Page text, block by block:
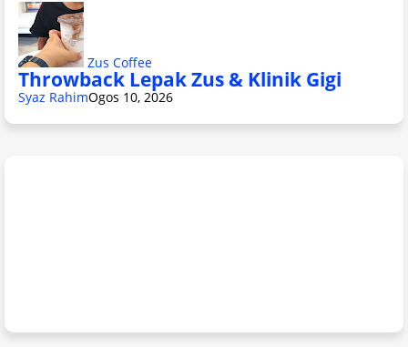
Zus Coffee
Throwback Lepak Zus & Klinik Gigi
Syaz RahimOgos 10, 2026